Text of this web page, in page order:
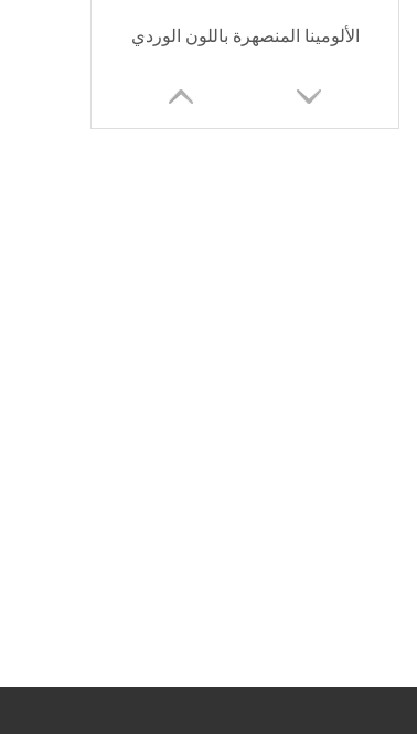
الألومينا المنصهرة باللون الوردي